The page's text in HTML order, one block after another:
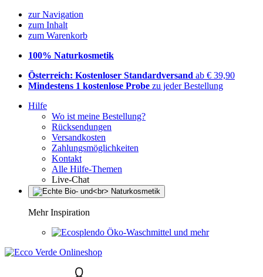
zur Navigation
zum Inhalt
zum Warenkorb
100% Naturkosmetik
Österreich: Kostenloser Standardversand ab € 39,90
Mindestens 1 kostenlose Probe zu jeder Bestellung
Hilfe
Wo ist meine Bestellung?
Rücksendungen
Versandkosten
Zahlungsmöglichkeiten
Kontakt
Alle Hilfe-Themen
Live-Chat
Mehr Inspiration
Öko-Waschmittel und mehr